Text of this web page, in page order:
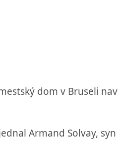
dom v Bruseli
Armand Solvay,